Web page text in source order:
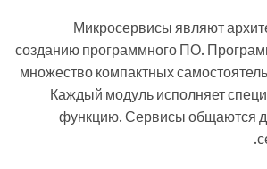
Микросервисы являют
созданию программного ПО.
множество компактных
Каждый модуль исполняет
функцию. Сервисы общаются